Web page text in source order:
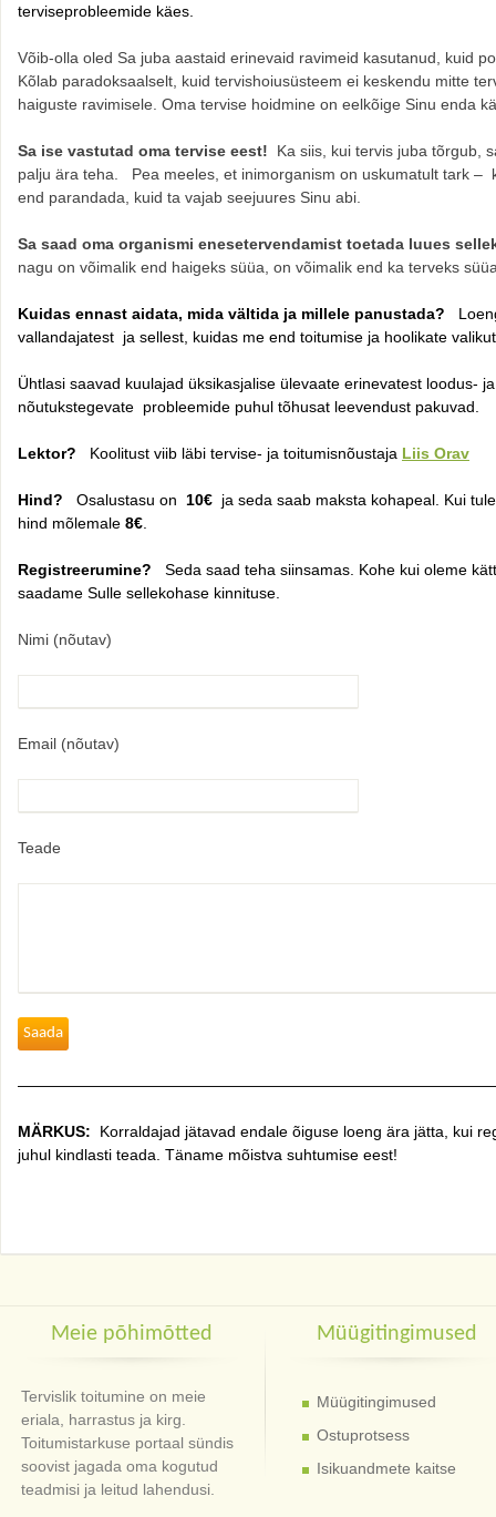
terviseprobleemide käes.
Võib-olla oled Sa juba aastaid erinevaid ravimeid kasutanud, kuid
Kõlab paradoksaalselt, kuid tervishoiusüsteem ei keskendu mitte
haiguste ravimisele. Oma tervise hoidmine on eelkõige Sinu enda
Sa ise vastutad oma tervise eest! Ka siis, kui tervis juba tõrgub,
palju ära teha. Pea meeles, et inimorganism on uskumatult tark –
end parandada, kuid ta vajab seejuures Sinu abi.
Sa saad oma organismi enesetervendamist toetada luues
nagu on võimalik end haigeks süüa, on võimalik end ka terveks
Kuidas ennast aidata, mida vältida ja millele panustada?
vallandajatest ja sellest, kuidas me end toitumise ja hoolikate
Ühtlasi saavad kuulajad üksikasjalise ülevaate erinevatest loodus-
nõutukstegevate probleemide puhul tõhusat leevendust pakuvad.
Lektor? Koolitust viib läbi tervise- ja toitumisnõustaja Liis Orav
Hind? Osalustasu on 10€ ja seda saab maksta kohapeal. Kui
hind mõlemale 8€
Registreerumine?
Seda saad teha siinsamas. Kohe kui oleme
saadame Sulle sellekohase kinnituse.
Nimi (nõutav)
Email (nõutav)
Teade
MÄRKUS: Korraldajad jätavad endale õiguse loeng ära jätta, kui
juhul kindlasti teada. Täname mõistva suhtumise eest!
Meie põhimõtted
Tervislik toitumine on meie
eriala, harrastus ja kirg.
Toitumistarkuse portaal sündis
soovist jagada oma kogutud
teadmisi ja leitud lahendusi.
Müügitingimused
Müügitingimused
Ostuprotsess
Isikuandmete kaitse